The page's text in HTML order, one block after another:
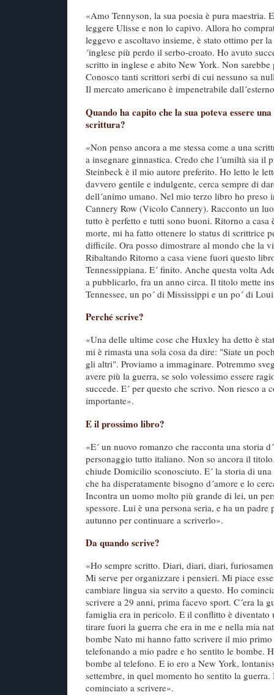
«Amo Tennyson, la sua poesia è pura maestria.
leggere Ulisse e non lo capivo. Allora ho
leggevo e ascoltavo insieme, è stato ottimo per
´inglese più perdo il serbo-croato. Ho avuto
scritto in inglese e abito New York. Non sarebbe
Conosco tanti scrittori serbi di cui nessuno sa
Il mercato americano è impenetrabile
Quando ha capito che la sua poteva essere
scrittura?
«Non penso ancora a me stessa come a una
a insegnare ginnastica. Credo che l´umiltà sia il
Steinbeck è il mio autore preferito. Ho letto le
davvero gentile e indulgente, cerca sempre di
dell´animo umano. Nel mio terzo libro ho preso
Cannery Row (Vicolo Cannery). Racconto un
tutto è perfetto e tutti sono buoni. Ritorno a casa
morte, mi ha fatto ottenere lo status di scrittrice
difficile. Ora posso dimostrare al mondo che la
Ribaltando Ritorno a casa viene fuori questo
Tennessippiana. E´ finito. Anche questa volta
a pubblicarlo, fra un anno circa. Il titolo mette
Tennessee, un po´ di Mississippi e un po´ di
Perché scrive?
«Una delle ultime cose che Huxley ha detto è
mi è rimasta una sola cosa da dire: "Siate un
gli altri". Proviamo a immaginare. Potremmo
avere più la guerra, se solo volessimo essere
succede. E´ per questo che scrivo. Non riesco a
importante».
E il prossimo libro?
«E´ un nuovo romanzo che racconta una storia
personaggio tutto italiano. Non so ancora il
chiude Domicilio sconosciuto. E´ la storia di
che ha disperatamente bisogno d´amore e lo
Incontra un uomo molto più grande di lei, un
spessore. Lui è una persona seria, e ha un
autunno per continuare a scriverlo».
Da quando scrive?
«Ho sempre scritto. Diari, diari, diari,
Mi serve per organizzare i pensieri. Mi piace
cambiare lingua sia servito a questo. Ho
scrivere a 29 anni, prima facevo sport. C´era la
famiglia era in pericolo. E il conflitto è diventato
tirare fuori la guerra che era in me e nella mia
bombe Nato mi hanno fatto scrivere il mio primo
telefonando a mio padre e ho sentito le bombe.
bombe al telefono. E io ero a New York,
settembre, in quel momento ho sentito la
cominciato a scrivere».